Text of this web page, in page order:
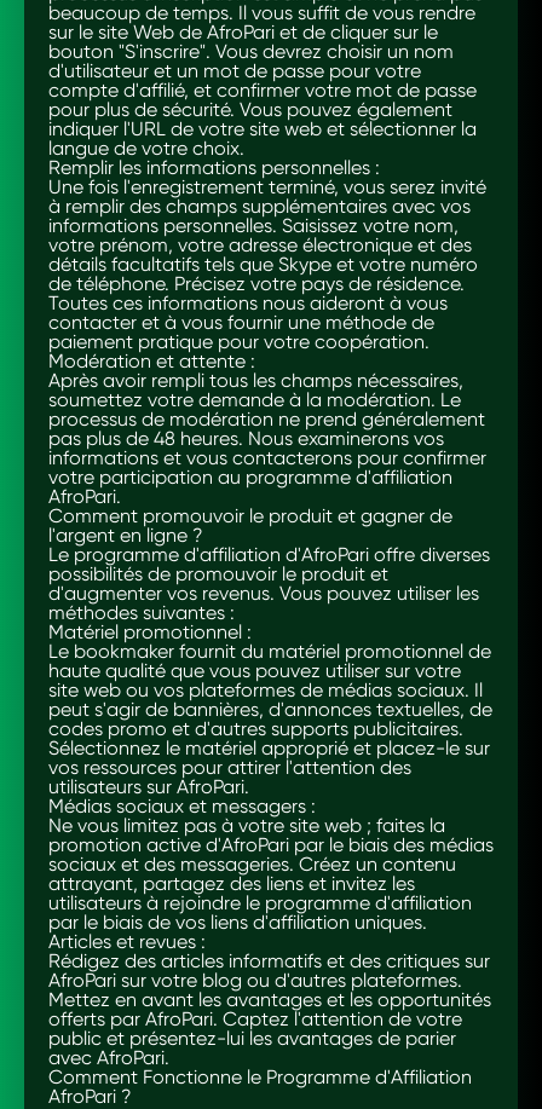
beaucoup de temps. Il vous suffit de vous rendre
sur le site Web de AfroPari et de cliquer sur le
bouton "S'inscrire". Vous devrez choisir un nom
d'utilisateur et un mot de passe pour votre
compte d'affilié, et confirmer votre mot de passe
pour plus de sécurité. Vous pouvez également
indiquer l'URL de votre site web et sélectionner la
langue de votre choix.
Remplir les informations personnelles :
Une fois l'enregistrement terminé, vous serez invité
à remplir des champs supplémentaires avec vos
informations personnelles. Saisissez votre nom,
votre prénom, votre adresse électronique et des
détails facultatifs tels que Skype et votre numéro
de téléphone. Précisez votre pays de résidence.
Toutes ces informations nous aideront à vous
contacter et à vous fournir une méthode de
paiement pratique pour votre coopération.
Modération et attente :
Après avoir rempli tous les champs nécessaires,
soumettez votre demande à la modération. Le
processus de modération ne prend généralement
pas plus de 48 heures. Nous examinerons vos
informations et vous contacterons pour confirmer
votre participation au programme d'affiliation
AfroPari.
Comment promouvoir le produit et gagner de
l'argent en ligne ?
Le programme d'affiliation d'AfroPari offre diverses
possibilités de promouvoir le produit et
d'augmenter vos revenus. Vous pouvez utiliser les
méthodes suivantes :
Matériel promotionnel :
Le bookmaker fournit du matériel promotionnel de
haute qualité que vous pouvez utiliser sur votre
site web ou vos plateformes de médias sociaux. Il
peut s'agir de bannières, d'annonces textuelles, de
codes promo et d'autres supports publicitaires.
Sélectionnez le matériel approprié et placez-le sur
vos ressources pour attirer l'attention des
utilisateurs sur AfroPari.
Médias sociaux et messagers :
Ne vous limitez pas à votre site web ; faites la
promotion active d'AfroPari par le biais des médias
sociaux et des messageries. Créez un contenu
attrayant, partagez des liens et invitez les
utilisateurs à rejoindre le programme d'affiliation
par le biais de vos liens d'affiliation uniques.
Articles et revues :
Rédigez des articles informatifs et des critiques sur
AfroPari sur votre blog ou d'autres plateformes.
Mettez en avant les avantages et les opportunités
offerts par AfroPari. Captez l'attention de votre
public et présentez-lui les avantages de parier
avec AfroPari.
Comment Fonctionne le Programme d'Affiliation
AfroPari ?